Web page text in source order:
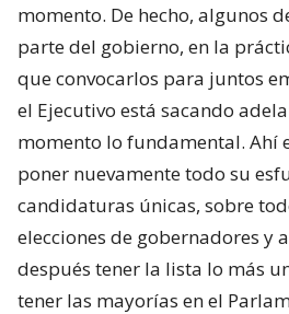
momento. De hecho, algunos
parte del gobierno, en la
que convocarlos para juntos
el Ejecutivo está sacando
momento lo fundamental. Ahí
poner nuevamente todo su
candidaturas únicas, sobre
elecciones de gobernadores y
después tener la lista lo más
tener las mayorías en el